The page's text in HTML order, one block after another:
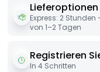
Lieferoptionen
Express: 2
von 1–2 Tagen
Registrieren
In 4 Schritten